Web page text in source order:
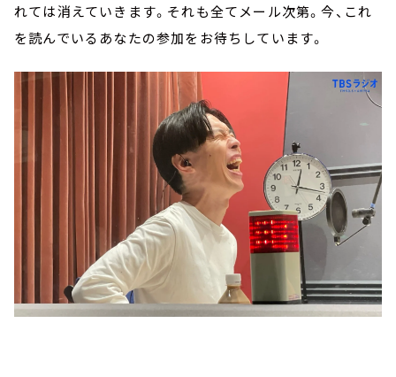
れては消えていきます。それも全てメール次第。今、これ
を読んでいるあなたの参加をお待ちしています。